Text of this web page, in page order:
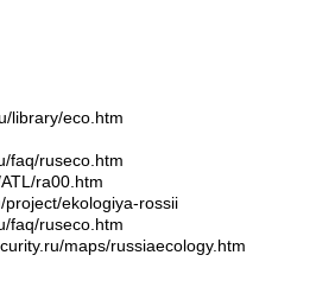
library/eco.htm
faq/ruseco.htm
ra00.htm
ekologiya-rossii
faq/ruseco.htm
maps/russiaecology.htm